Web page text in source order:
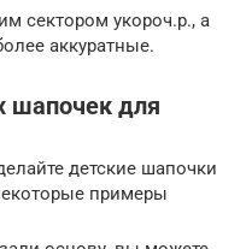
сектором укороч.р., а
аккуратные.
шапочек для
детские шапочки
примеры